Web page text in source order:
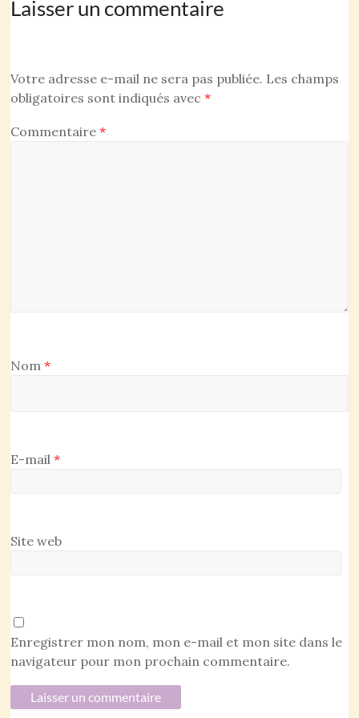
Laisser un commentaire
Votre adresse e-mail ne sera pas publiée. Les champs
obligatoires sont indiqués avec*
Commentaire*
Nom*
E-mail*
Site web
Enregistrer mon nom, mon e-mail et mon site dans le
navigateur pour mon prochain commentaire.